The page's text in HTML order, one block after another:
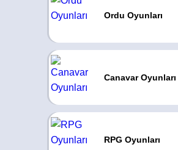
Ordu Oyunları
Canavar Oyunları
RPG Oyunları